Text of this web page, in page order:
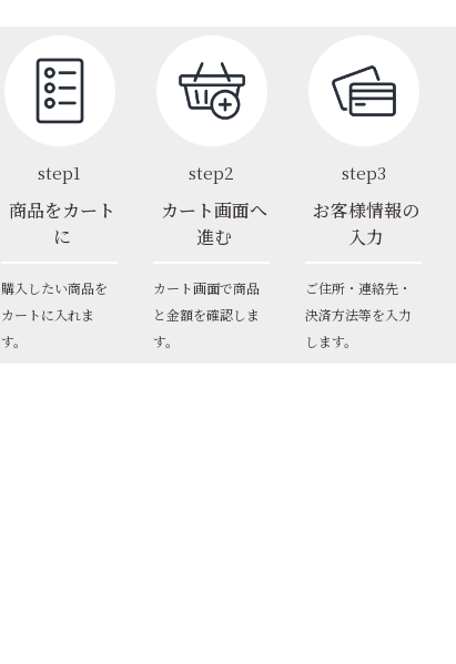
step1
商品をカート
に
購入したい商品を
カートに入れま
す。
step2
カート画面へ
進む
カート画面で商品
と金額を確認しま
す。
step3
お客様情報の
入力
ご住所・連絡先・
決済方法等を入力
します。